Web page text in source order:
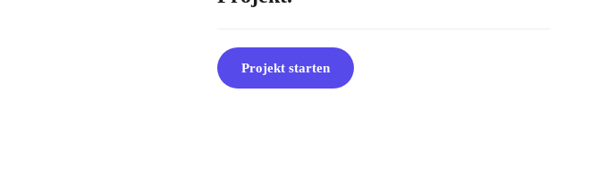
Projekt starten